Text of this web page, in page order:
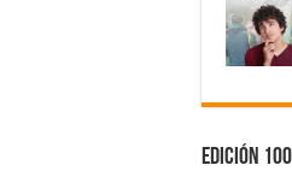
Edición 100